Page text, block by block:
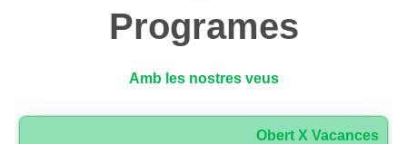
Programes
Amb les nostres veus
Obert X Vacances